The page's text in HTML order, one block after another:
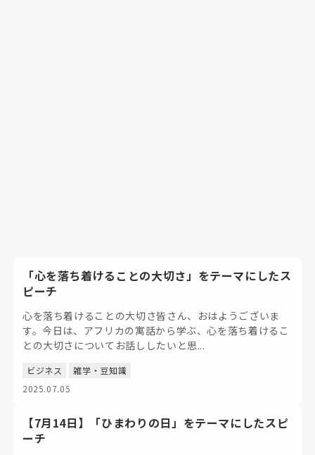
「心を落ち着けることの大切さ」をテーマにしたス
ピーチ
心を落ち着けることの大切さ皆さん、おはようございま
す。今日は、アフリカの寓話から学ぶ、心を落ち着けるこ
との大切さについてお話ししたいと思...
ビジネス
雑学・豆知識
2025.07.05
【7月14日】「ひまわりの日」をテーマにしたスピ
ーチ